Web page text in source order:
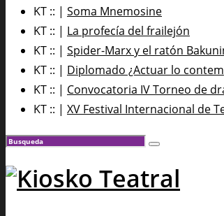
KT :: | Soma Mnemosine
KT :: | La profecía del frailejón
KT :: | Spider-Marx y el ratón
KT :: | Diplomado ¿Actuar lo
KT :: | Convocatoria IV Torneo de
KT :: | XV Festival Internacional de